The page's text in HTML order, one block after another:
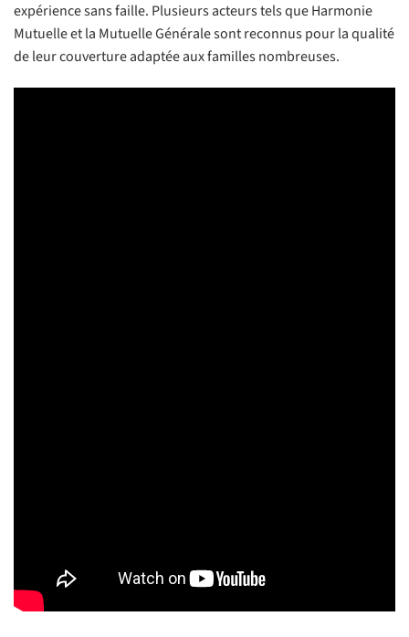
expérience sans faille. Plusieurs acteurs tels que Harmonie
Mutuelle et la Mutuelle Générale sont reconnus pour la qualité
de leur couverture adaptée aux familles nombreuses.